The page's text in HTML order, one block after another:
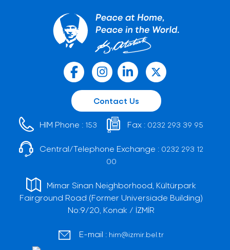
Contact Us
HIM Phone : 153 Fax : 0232 293 39 95
Central/Telephone Exchange : 0232 293 12
00
Mimar Sinan Neighborhood, Kültürpark
Fairground Road (Former Universiade Building)
No:9/20, Konak / İZMİR
E-mail : him@izmir.bel.tr